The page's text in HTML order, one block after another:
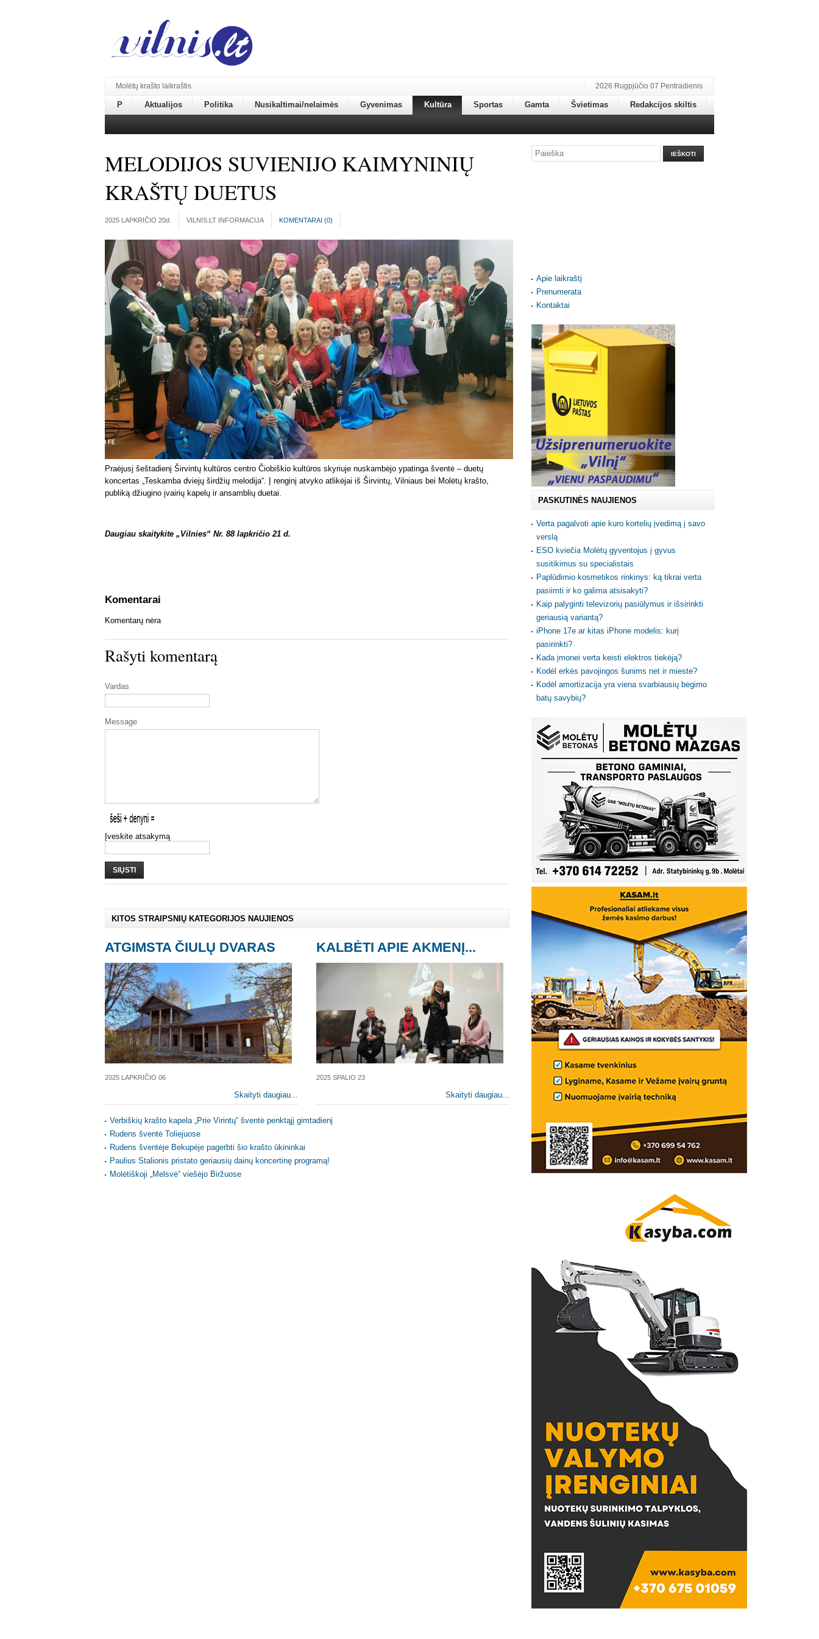
Molėtų krašto laikraštis 2026 Rugpjūčio 07 Pentradienis
P Aktualijos Politika Nusikaltimai/nelaimės Gyvenimas Kultūra Sportas Gamta Švietimas Redakcijos skiltis
MELODIJOS SUVIENIJO KAIMYNINIŲ
KRAŠTŲ DUETUS
2025 LAPKRIČIO 20d. VILNIS.LT INFORMACIJA KOMENTARAI (0)
Praėjusį šeštadienį Širvintų kultūros centro Čiobiškio kultūros skyriuje nuskambėjo ypatinga šventė – duetų
koncertas „Teskamba dviejų širdžių melodija“. Į renginį atvyko atlikėjai iš Širvintų, Vilniaus bei Molėtų krašto,
publiką džiugino įvairių kapelų ir ansamblių duetai.
Daugiau skaitykite „Vilnies“ Nr. 88 lapkričio 21 d.
Komentarai
Komentarų nėra
Rašyti komentarą
Vardas
Message
Įveskite atsakymą
SIŲSTI
KITOS STRAIPSNIŲ KATEGORIJOS NAUJIENOS
ATGIMSTA ČIULŲ DVARAS
2025 LAPKRIČIO 06
Skaityti daugiau...
KALBĖTI APIE AKMENĮ...
2025 SPALIO 23
Skaityti daugiau...
Verbiškių krašto kapela „Prie Virintų“ šventė penktąjį gimtadienį
Rudens šventė Toliejuose
Rudens šventėje Bekupėje pagerbti šio krašto ūkininkai
Paulius Stalionis pristato geriausių dainų koncertinę programą!
Molėtiškoji „Melsvė“ viešėjo Biržuose
Apie laikraštį
Prenumerata
Kontaktai
PASKUTINĖS NAUJIENOS
Verta pagalvoti apie kuro kortelių įvedimą į savo
verslą
ESO kviečia Molėtų gyventojus į gyvus
susitikimus su specialistais
Paplūdimio kosmetikos rinkinys: ką tikrai verta
pasiimti ir ko galima atsisakyti?
Kaip palyginti televizorių pasiūlymus ir išsirinkti
geriausią variantą?
iPhone 17e ar kitas iPhone modelis: kurį
pasirinkti?
Kada įmonei verta keisti elektros tiekėją?
Kodėl erkės pavojingos šunims net ir mieste?
Kodėl amortizacija yra viena svarbiausių bėgimo
batų savybių?